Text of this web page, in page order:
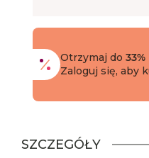
Otrzymaj do 33%
Zaloguj się, aby
SZCZEGÓŁY